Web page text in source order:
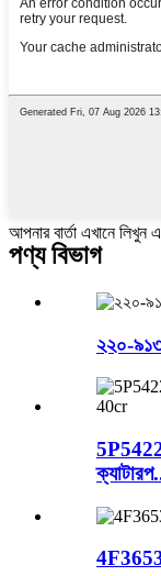
আপনার বার্তা এখানে লিখুন
পণ্য বিভাগ
২২০-
5P5422
4F3653